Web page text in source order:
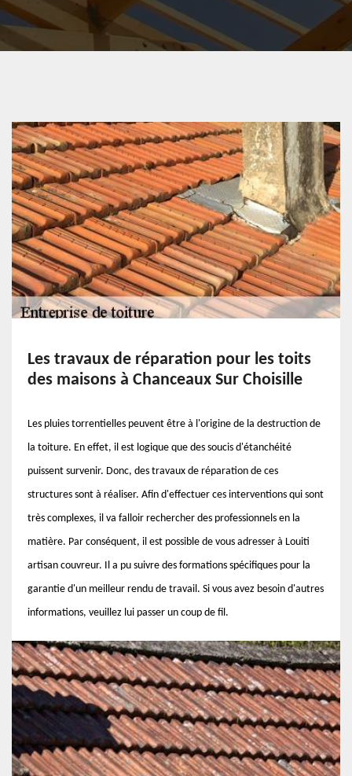
Les travaux de réparation pour les toits
des maisons à Chanceaux Sur Choisille
Les pluies torrentielles peuvent être à l'origine de la destruction de
la toiture. En effet, il est logique que des soucis d'étanchéité
puissent survenir. Donc, des travaux de réparation de ces
structures sont à réaliser. Afin d'effectuer ces interventions qui sont
très complexes, il va falloir rechercher des professionnels en la
matière. Par conséquent, il est possible de vous adresser à Louiti
artisan couvreur. Il a pu suivre des formations spécifiques pour la
garantie d'un meilleur rendu de travail. Si vous avez besoin d'autres
informations, veuillez lui passer un coup de fil.